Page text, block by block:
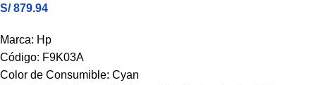
S/879.94
Marca: Hp
Código: F9K03A
Color de Consumible: Cyan